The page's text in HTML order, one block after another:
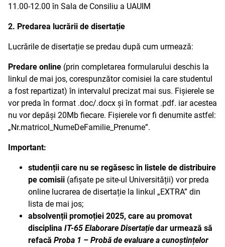
11.00-12.00 în Sala de Consiliu a UAUIM
2. Predarea lucrării de disertație
Lucrările de disertație se predau după cum urmează:
Predare online (prin completarea formularului deschis la
linkul de mai jos, corespunzător comisiei la care studentul
a fost repartizat) în intervalul precizat mai sus. Fișierele se
vor preda în format .doc/.docx și în format .pdf. iar acestea
nu vor depăși 20Mb fiecare. Fișierele vor fi denumite astfel:
„Nr.matricol_NumeDeFamilie_Prenume”.
Important:
studenții care nu se regăsesc în listele de distribuire
pe comisii (afișate pe site-ul Universității) vor preda
online lucrarea de disertație la linkul „EXTRA” din
lista de mai jos;
absolvenții promoției 2025, care au promovat
disciplina IT-65 Elaborare Disertație dar urmează să
refacă Proba 1 – Probă de evaluare a cunoștințelor